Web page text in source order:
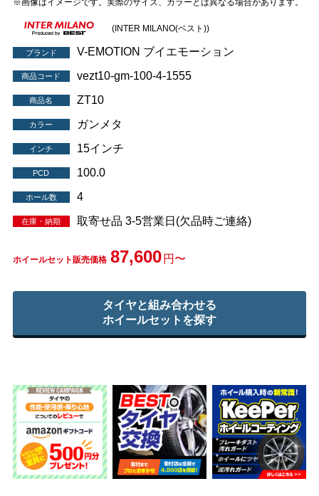
※画像はイメージです。実際のサイズ、カラーとは異なる場合があります。
(INTER MILANO(ベスト))
ブランド V-EMOTION ブイエモーション
商品コード vezt10-gm-100-4-1555
商品名 ZT10
カラー ガンメタ
インチ 15インチ
PCD 100.0
ホール数 4
在庫・納期 取寄せ品 3-5営業日(欠品時ご連絡)
ホイールセット販売価格 87,600 円〜
タイヤと組み合わせる
ホイールセットを探す